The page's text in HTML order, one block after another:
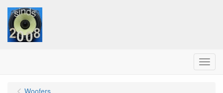
Menu
Woofers